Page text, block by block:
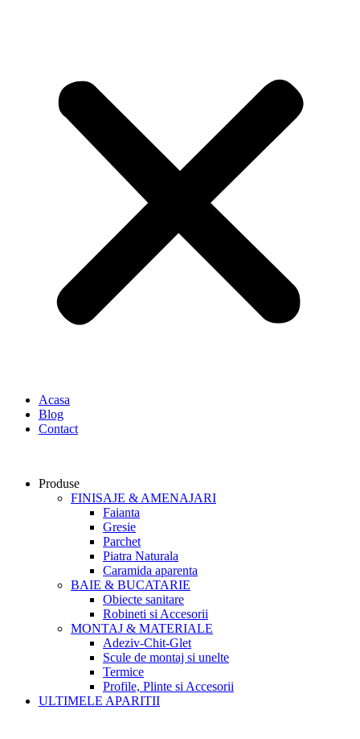
Acasa
Blog
Contact
Produse
FINISAJE & AMENAJARI
Faianta
Gresie
Parchet
Piatra Naturala
Caramida aparenta
BAIE & BUCATARIE
Obiecte sanitare
Robineti si Accesorii
MONTAJ & MATERIALE
Adeziv-Chit-Glet
Scule de montaj si unelte
Termice
Profile, Plinte si Accesorii
ULTIMELE APARITII